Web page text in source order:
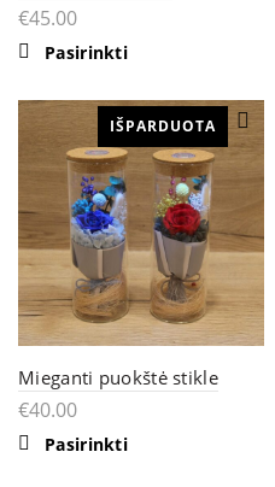
€45.00
PasirinktiThis
multiple
variants.
The
options
may
be
chosen
on
the
product
page
IŠPARDUOTA
Mieganti puokštė stikle
€40.00
PasirinktiThis